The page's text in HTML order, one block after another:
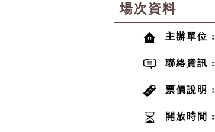
場次資料
主辦單位 :
聯絡資訊 :
票價說明 :
開放時間 :